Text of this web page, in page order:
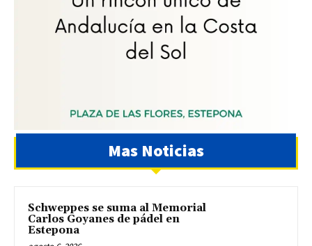
Mas Noticias
Schweppes se suma al Memorial
Carlos Goyanes de pádel en
Estepona